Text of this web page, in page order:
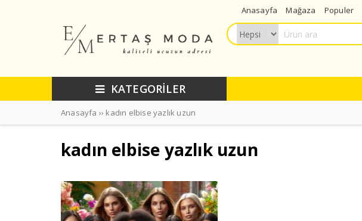
Anasayfa Mağaza Populer
KATEGORİLER
Anasayfa ›› kadın elbise yazlık uzun
kadın elbise yazlık uzun